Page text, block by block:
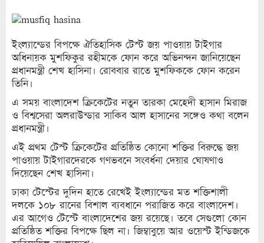
ইংল্যান্ডের বিপক্ষে ঐতিহাসিক টেস্ট জয় পাওয়ায় টাইগার
অধিনায়ক মুশফিকুর রহীমকে ফোন করে অভিনন্দন জানিয়েছেন
প্রধানমন্ত্রী শেখ হাসিনা। রোববার রাতে মুশফিককে ফোন করেন
তিনি।
এ সময় বাংলাদেশ ক্রিকেটের নতুন তারকা মেহেদী হাসান মিরাজ
ও বিশ্বসেরা অলরাউন্ডার সাকিব আল হাসানের সঙ্গেও কথা বলেন
প্রধানমন্ত্রী।
এই প্রথম টেস্ট ক্রিকেটের প্রতিষ্ঠিত কোনো শক্তির বিরুদ্ধে জয়
পাওয়ায় টাইগারদেরকে গণভবনে সংবর্ধনা দেয়ার ঘোষণাও
দিয়েছেন শেখ হাসিনা।
ঢাকা টেস্টের দুদিন হাতে রেখেই ইংল্যান্ডের মত শক্তিশালী
দলকে ১০৮ রানের বিশাল ব্যবধানে পরাজিত করে বাংলাদেশ।
এর আগেও টেস্টে বাংলাদেশের জয় রয়েছে। তবে সেগুলো কোন
প্রতিষ্ঠিত শক্তির বিপক্ষে ছিল না। জিম্বাবুয়ে আর ওয়েস্ট ইন্ডিজকে